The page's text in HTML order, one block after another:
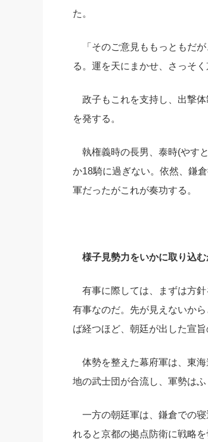
た。
「そのご意見ももっともだが
る。運を天にまかせ、さっそく
政子もこれを支持し、出撃体
を発する。
執権義時の長男、泰時(やす
か18騎に過ぎない。依然、鎌
軍だったがこれが奏功する。
様子見勢力をいかに取り込む
有事に際しては、まずは方針
有事なのだ。先が見えないか
ば経つほど、朝廷が出した宣
体勢を整えた幕府軍は、東海
地の武士団が合流し、軍勢はふ
一方の朝廷軍は、鎌倉での寝
れると京都の拠点防衛に戦略